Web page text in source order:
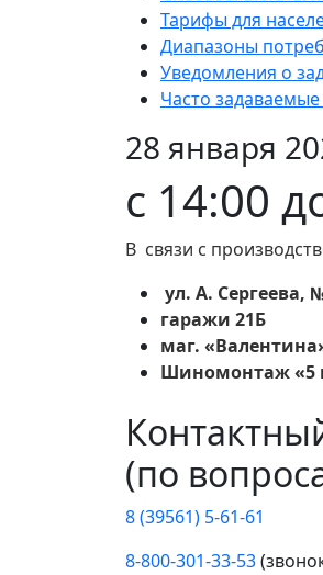
Тарифы для
Диапазоны
Уведомления о
Часто
28 января
с 14:00
В связи с
ул. А. Сергеева,
гаражи 21Б
маг.
Шиномонтаж «5
(по
8 (39561) 5-61-61
8-800-301-33-53